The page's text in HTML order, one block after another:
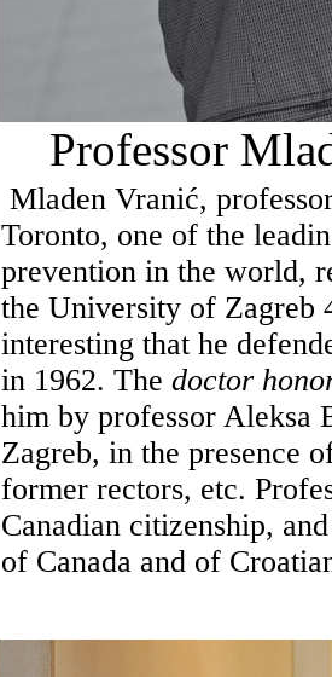
Professor
Mladen Vranić,
Toronto, one of the
prevention in the world,
the University of Zagreb
interesting that he
in 1962. The doctor
him by professor Aleksa
Zagreb, in the presence
former rectors, etc.
Canadian citizenship,
of Canada and of